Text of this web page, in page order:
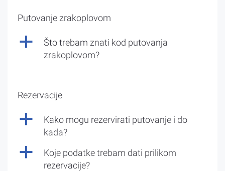
Putovanje zrakoplovom
a
Što trebam znati kod putovanja
zrakoplovom?
Rezervacije
a
Kako mogu rezervirati putovanje i do
kada?
a
Koje podatke trebam dati prilikom
rezervacije?